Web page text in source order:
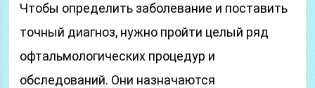
Чтобы определить заболевание и поставить
точный диагноз, нужно пройти целый ряд
офтальмологических процедур и
обследований. Они назначаются